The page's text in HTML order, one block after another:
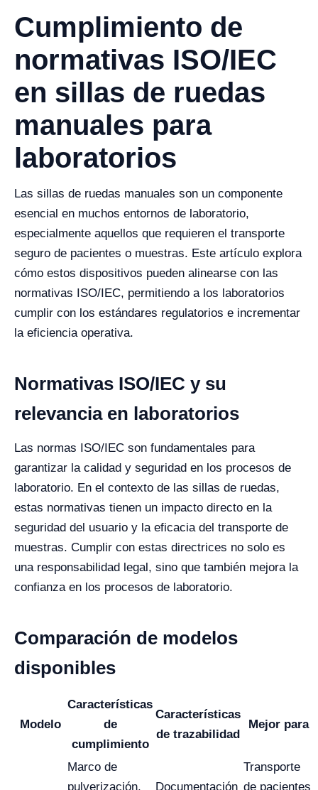
Cumplimiento de
normativas ISO/IEC
en sillas de ruedas
manuales para
laboratorios
Las sillas de ruedas manuales son un componente
esencial en muchos entornos de laboratorio,
especialmente aquellos que requieren el transporte
seguro de pacientes o muestras. Este artículo explora
cómo estos dispositivos pueden alinearse con las
normativas ISO/IEC, permitiendo a los laboratorios
cumplir con los estándares regulatorios e incrementar
la eficiencia operativa.
Normativas ISO/IEC y su
relevancia en laboratorios
Las normas ISO/IEC son fundamentales para
garantizar la calidad y seguridad en los procesos de
laboratorio. En el contexto de las sillas de ruedas,
estas normativas tienen un impacto directo en la
seguridad del usuario y la eficacia del transporte de
muestras. Cumplir con estas directrices no solo es
una responsabilidad legal, sino que también mejora la
confianza en los procesos de laboratorio.
Comparación de modelos
disponibles
Modelo
Características
de
cumplimiento
Características
de trazabilidad
Mejor para
Marco de
pulverización,
Documentación
Transporte
de pacientes